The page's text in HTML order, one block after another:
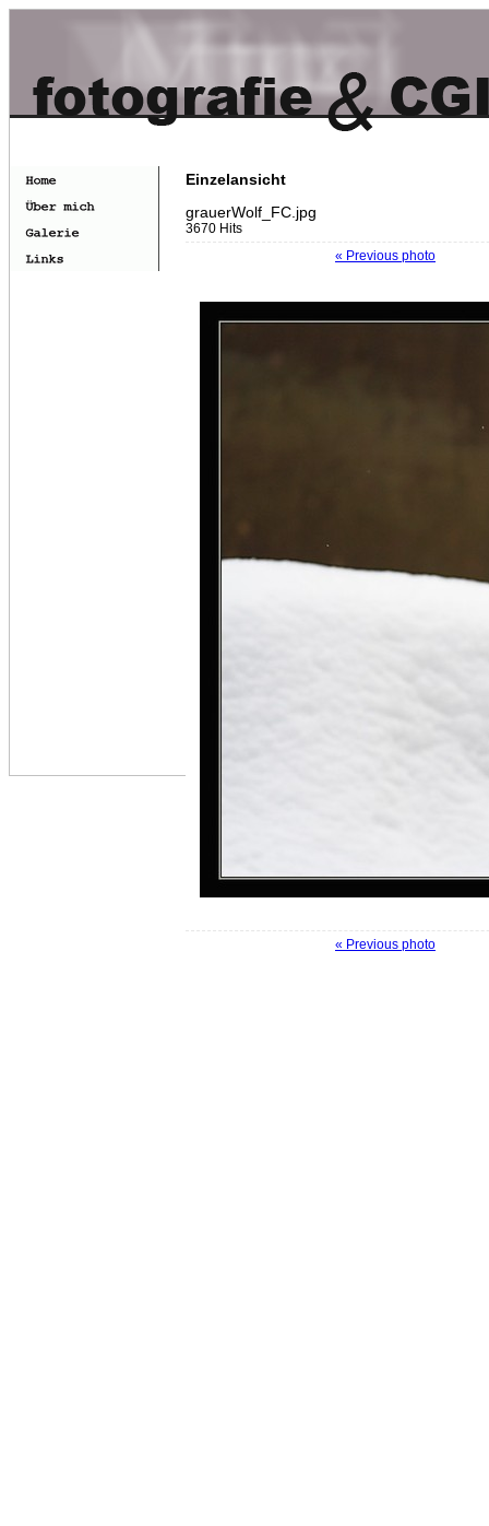
Einzelansicht
grauerWolf_FC.jpg
3670 Hits
« Previous photo
« Previous photo